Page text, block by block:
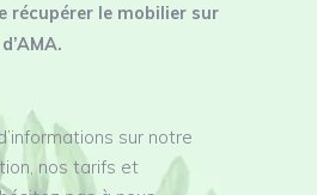
récupérer le mobilier sur
sur notre
nos tarifs et